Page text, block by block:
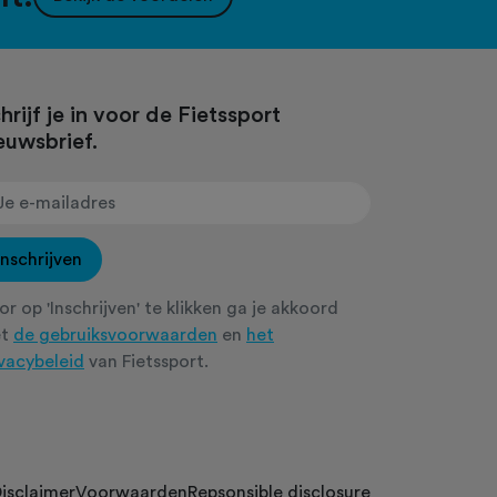
je in voor de Fietssport
Inschrijven
op 'Inschrijven' te klikken ga je akkoord
de gebruiksvoorwaarden en het
van Fietssport.
VoorwaardenRepsonsible disclosure